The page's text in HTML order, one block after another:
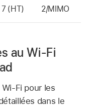
7 (HT) 2/MIMO
au Wi-Fi
Wi-Fi pour les
dans le